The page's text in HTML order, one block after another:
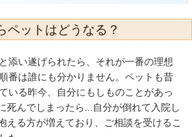
ペットはどうなる？
添い遂げられたら、それが一番の理想
番は誰にも分かりません。ペットも昔
いる昨今、自分にもしものことがあっ
死んでしまったら...自分が倒れて入院し
える方が増えており、ご相談を受けるこ